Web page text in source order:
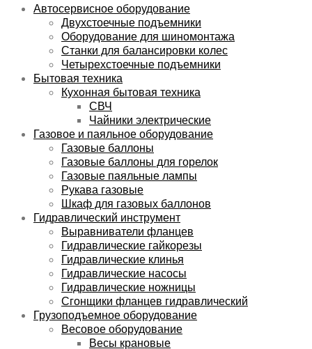
Автосервисное оборудование
Двухстоечные подъемники
Оборудование для шиномонтажа
Станки для балансировки колес
Четырехстоечные подъемники
Бытовая техника
Кухонная бытовая техника
СВЧ
Чайники электрические
Газовое и паяльное оборудование
Газовые баллоны
Газовые баллоны для горелок
Газовые паяльные лампы
Рукава газовые
Шкаф для газовых баллонов
Гидравлический инструмент
Выравниватели фланцев
Гидравлические гайкорезы
Гидравлические клинья
Гидравлические насосы
Гидравлические ножницы
Сгонщики фланцев гидравлический
Грузоподъемное оборудование
Весовое оборудование
Весы крановые